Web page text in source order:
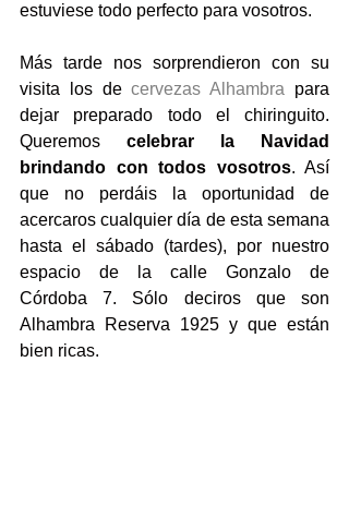
estuviese todo perfecto para vosotros.
Más tarde nos sorprendieron con su
visita los de cervezas Alhambra para
dejar preparado todo el chiringuito.
Queremos celebrar la Navidad
brindando con todos vosotros. Así
que no perdáis la oportunidad de
acercaros cualquier día de esta semana
hasta el sábado (tardes), por nuestro
espacio de la calle Gonzalo de
Córdoba 7. Sólo deciros que son
Alhambra Reserva 1925 y que están
bien ricas.